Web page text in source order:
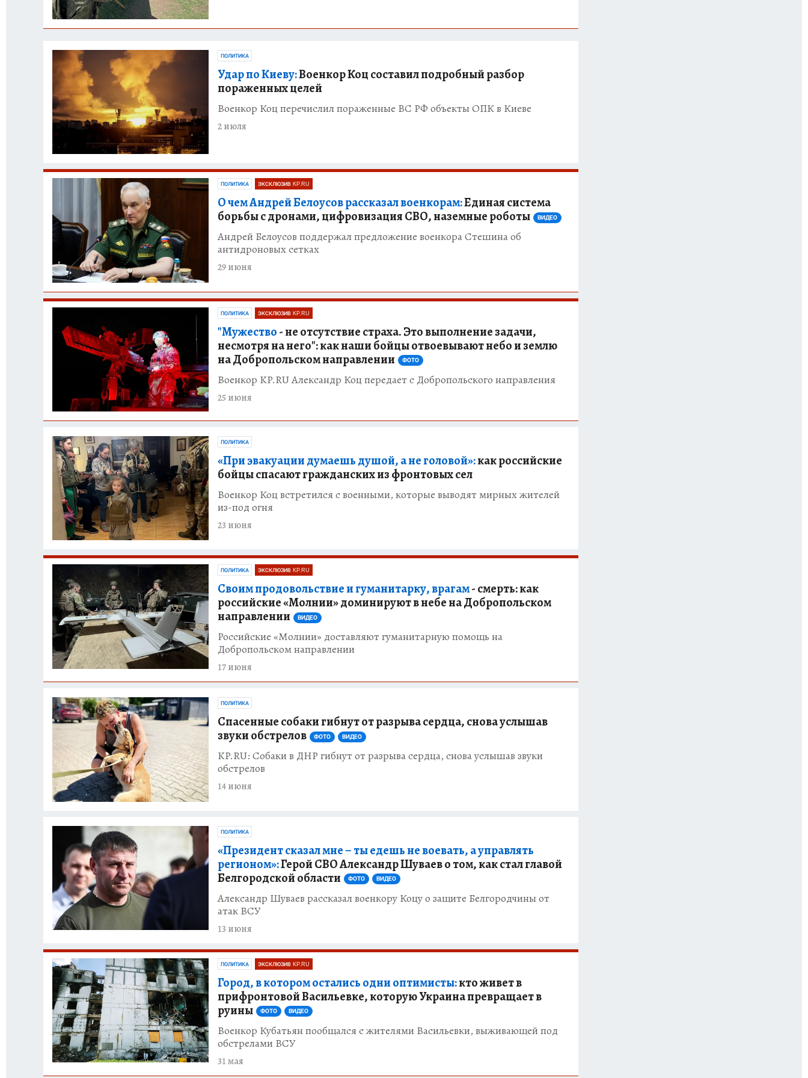
ПОЛИТИКА
Удар по Киеву:Военкор Коц составил подробный разбор
пораженных целей
Военкор Коц перечислил пораженные ВС РФ объекты ОПК в Киеве
2 июля
ПОЛИТИКА ЭКСКЛЮЗИВ KP.RU
О чем Андрей Белоусов рассказал военкорам:Единая система
борьбы с дронами, цифровизация СВО, наземные роботы
ВИДЕО
Андрей Белоусов поддержал предложение военкора Стешина об
антидроновых сетках
29 июня
ПОЛИТИКА ЭКСКЛЮЗИВ KP.RU
"Мужество- не отсутствие страха. Это выполнение задачи,
несмотря на него": как наши бойцы отвоевывают небо и землю
на Добропольском направлении
ФОТО
Военкор KP.RU Александр Коц передает с Добропольского направления
25 июня
ПОЛИТИКА
«При эвакуации думаешь душой, а не головой»:как российские
бойцы спасают гражданских из фронтовых сел
Военкор Коц встретился с военными, которые выводят мирных жителей
из-под огня
23 июня
ПОЛИТИКА ЭКСКЛЮЗИВ KP.RU
Своим продовольствие и гуманитарку, врагам- смерть: как
российские «Молнии» доминируют в небе на Добропольском
направлении
ВИДЕО
Российские «Молнии» доставляют гуманитарную помощь на
Добропольском направлении
17 июня
ПОЛИТИКА
Спасенные собаки гибнут от разрыва сердца, снова услышав
звуки обстрелов
ФОТО ВИДЕО
KP.RU: Собаки в ДНР гибнут от разрыва сердца, снова услышав звуки
обстрелов
14 июня
ПОЛИТИКА
«Президент сказал мне – ты едешь не воевать, а управлять
регионом»:Герой СВО Александр Шуваев о том, как стал главой
Белгородской области
ФОТО ВИДЕО
Александр Шуваев рассказал военкору Коцу о защите Белгородчины от
атак ВСУ
13 июня
ПОЛИТИКА ЭКСКЛЮЗИВ KP.RU
Город, в котором остались одни оптимисты:кто живет в
прифронтовой Васильевке, которую Украина превращает в
руины
ФОТО ВИДЕО
Военкор Кубатьян пообщался с жителями Васильевки, выживающей под
обстрелами ВСУ
31 мая